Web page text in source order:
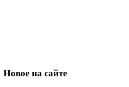
Новое на сайте